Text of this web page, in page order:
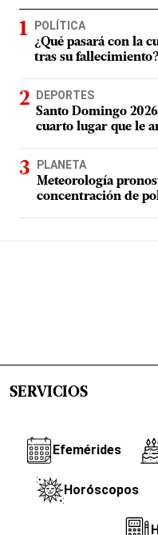
POLÍTICA
¿Qué pasará con la
tras su fallecimiento?
DEPORTES
Santo Domingo
cuarto lugar que le
PLANETA
Meteorología
concentración de
SERVICIOS
Efemérides
Horóscopos